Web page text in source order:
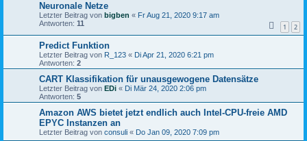
Neuronale Netze
Letzter Beitrag von bigben « Fr Aug 21, 2020 9:17 am
Antworten: 11 1 2
Predict Funktion
Letzter Beitrag von R_123 « Di Apr 21, 2020 6:21 pm
Antworten: 2
CART Klassifikation für unausgewogene Datensätze
Letzter Beitrag von EDi « Di Mär 24, 2020 2:06 pm
Antworten: 5
Amazon AWS bietet jetzt endlich auch Intel-CPU-freie AMD
EPYC Instanzen an
Letzter Beitrag von consuli « Do Jan 09, 2020 7:09 pm